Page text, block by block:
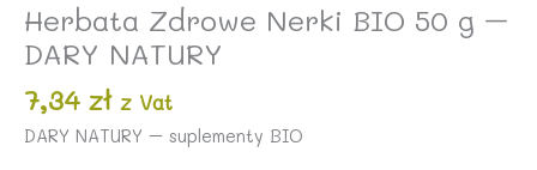
Herbata Zdrowe Nerki BIO 50 g –
DARY NATURY
7,34 zł z Vat
DARY NATURY – suplementy BIO